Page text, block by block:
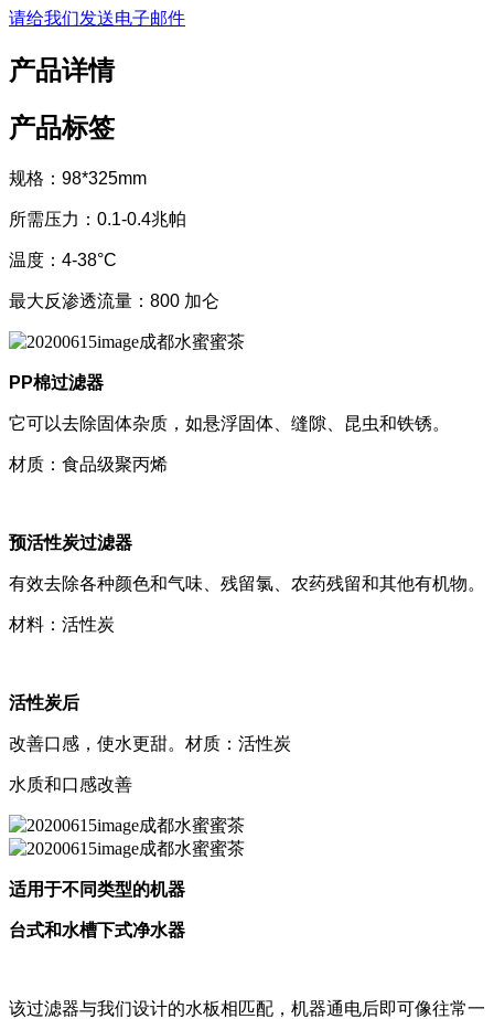
请给我们发送电子邮件
产品详情
产品标签
规格：98*325mm
所需压力：0.1-0.4兆帕
温度：4-38°C
最大反渗透流量：800 加仑
PP棉过滤器
它可以去除固体杂质，如悬浮固体、缝隙、昆虫和铁锈。
材质：食品级聚丙烯
预活性炭过滤器
有效去除各种颜色和气味、残留氯、农药残留和其他有机物。
材料：活性炭
活性炭后
改善口感，使水更甜。材质：活性炭
水质和口感改善
适用于不同类型的机器
台式和水槽下式净水器
该过滤器与我们设计的水板相匹配，机器通电后即可像往常一